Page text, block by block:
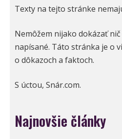
Texty na tejto stránke
Nemôžem nijako dokázať
napísané. Táto stránka je o
o dôkazoch a faktoch.
S úctou, Snár.com.
Najnovšie články